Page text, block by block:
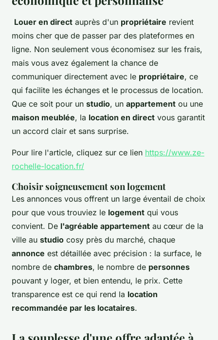
Louer en direct auprès d'un propriétaire revient
moins cher que de passer par des plateformes en
ligne. Non seulement vous économisez sur les frais,
mais vous avez également la chance de
communiquer directement avec le propriétaire, ce
qui facilite les échanges et le processus de location.
Que ce soit pour un studio, un appartement ou une
maison meublée, la location en direct vous garantit
un accord clair et sans surprise.
Pour lire l'article, cliquez sur ce lien https://www.ze-
rochelle-location.fr/
Choisir soigneusement son logement
Les annonces vous offrent un large éventail de choix
pour que vous trouviez le logement qui vous
convient. De l'agréable appartement au cœur de la
ville au studio cosy près du marché, chaque
annonce est détaillée avec précision : la surface, le
nombre de chambres, le nombre de personnes
pouvant y loger, et bien entendu, le prix. Cette
transparence est ce qui rend la location
recommandée par les locataires.